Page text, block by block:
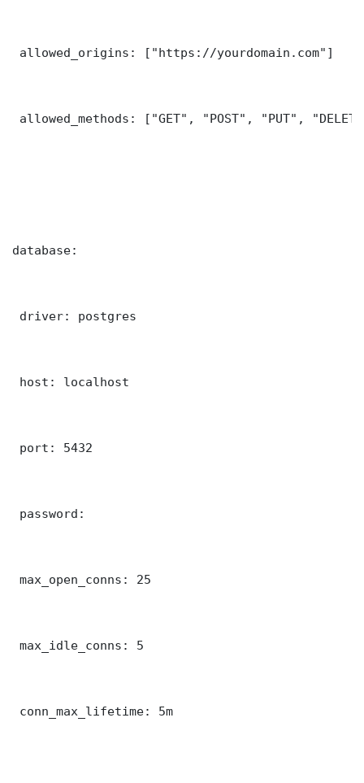
allowed_origins: ["https://yourdomain.com"]
allowed_methods: ["GET", "POST", "PUT",
database:
driver: postgres
host: localhost
port: 5432
password:
max_open_conns: 25
max_idle_conns: 5
conn_max_lifetime: 5m